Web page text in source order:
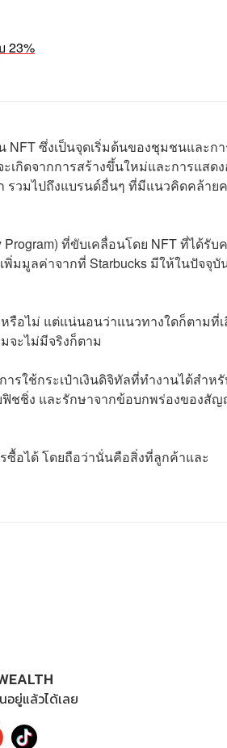
23%
NFT ซึ่งเป็นจุดเริ่มต้นของชุมชนและก
กิดจากการสร้างขึ้นใหม่และการแสด
รวมไปถึงแบรนด์อื่นๆ ที่มีแนวคิดคล้าย
ที่ขับเคลื่อนโดย NFT ที่ได้รับ
มมูลค่าจากที่ Starbucks มีให้ในปัจจุบั
รือไม่ แต่แน่นอนว่าแนวทางใดก็ตามที่
จะไม่มีจริงก็ตาม
รใช้กระเป๋าเงินดิจิทัลที่ทำงานได้สำห
ชชิ่ง และรักษาจากข้อบกพร่องของสั
ซื้อได้ โดยถือว่านั่นคือสิ่งที่ลูกค้าและ
ยู่แล้วได้เลย